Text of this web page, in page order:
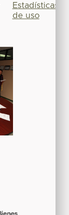
Estadísticas
de uso